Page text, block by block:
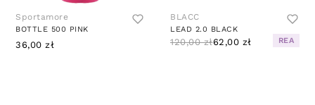
Sportamore
BOTTLE 500 PINK
36,00 zł
BLACC
LEAD 2.0 BLACK
120,00 zł62,00 zł REA